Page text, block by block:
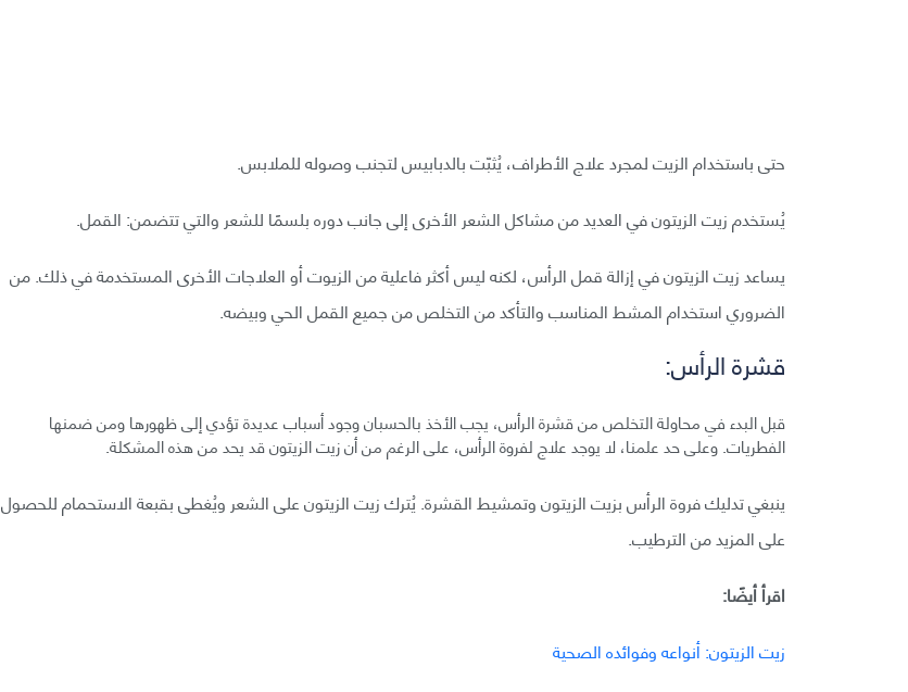
حتى باستخدام الزيت لمجرد علاج الأطراف، يُثبّت بالدبابيس لتجنب وصوله للملابس.
يُستخدم زيت الزيتون في العديد من مشاكل الشعر الأخرى إلى جانب دوره بلسمًا للشعر والتي تتضمن: القمل.
يساعد زيت الزيتون في إزالة قمل الرأس، لكنه ليس أكثر فاعلية من الزيوت أو العلاجات الأخرى المستخدمة في ذلك. من
الضروري استخدام المشط المناسب والتأكد من التخلص من جميع القمل الحي وبيضه.
قشرة الرأس:
قبل البدء في محاولة التخلص من قشرة الرأس، يجب الأخذ بالحسبان وجود أسباب عديدة تؤدي إلى ظهورها ومن ضمنها
الفطريات. وعلى حد علمنا، لا يوجد علاج لفروة الرأس، على الرغم من أن زيت الزيتون قد يحد من هذه المشكلة.
ينبغي تدليك فروة الرأس بزيت الزيتون وتمشيط القشرة. يُترك زيت الزيتون على الشعر ويُغطى بقبعة الاستحمام للحصول
على المزيد من الترطيب.
اقرأ أيضًا:
زيت الزيتون: أنواعه وفوائده الصحية